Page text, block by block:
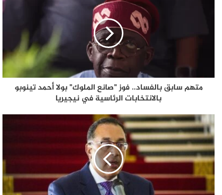
متهم سابق بالفساد.. فوز "صانع الملوك" بولا أحمد تينوبو
بالانتخابات الرئاسية في نيجيريا